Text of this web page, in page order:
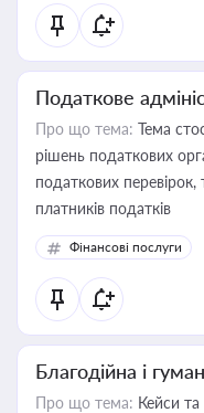
Податкове
Про що тема: Тема
рішень податкових
податкових перевірок,
платників податків
Фінансові послуги
Благодійна і
Про що тема: Кейси та